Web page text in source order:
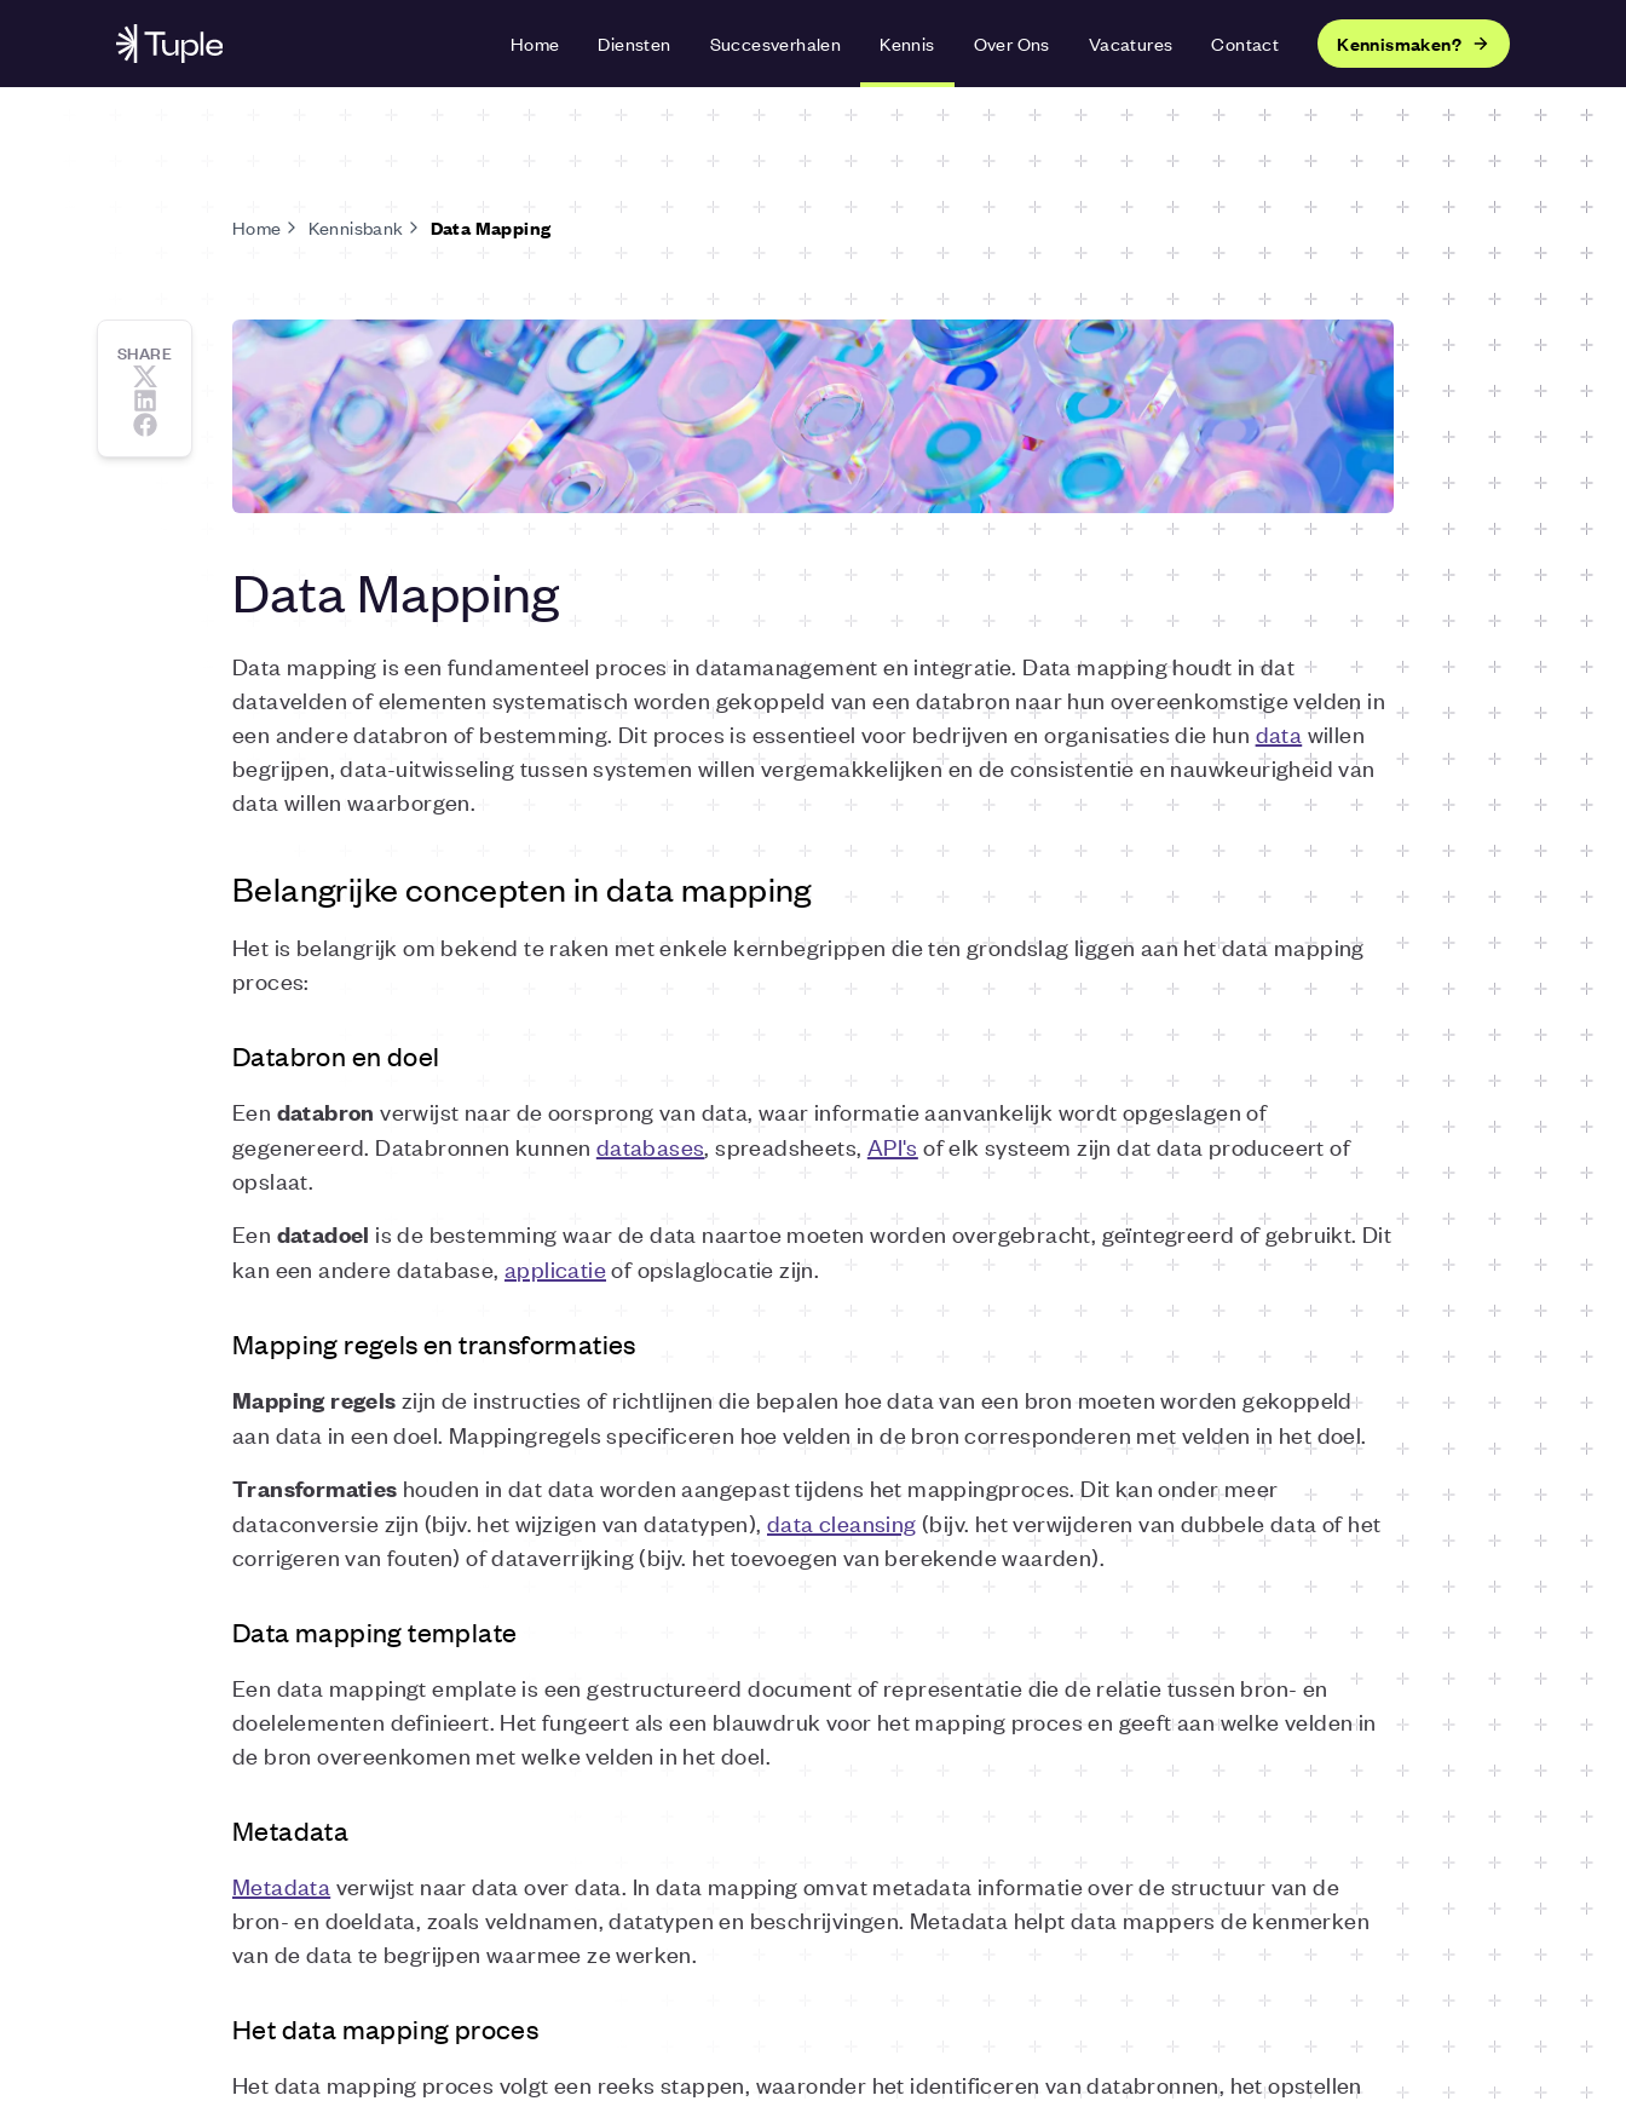
Home Diensten Succesverhalen Kennis Over Ons Vacatures Contact Kennismaken?
Home Kennisbank Data Mapping
SHARE
Data Mapping
Data mapping is een fundamenteel proces in datamanagement en integratie. Data mapping houdt in dat
datavelden of elementen systematisch worden gekoppeld van een databron naar hun overeenkomstige velden in
een andere databron of bestemming. Dit proces is essentieel voor bedrijven en organisaties die hun data willen
begrijpen, data-uitwisseling tussen systemen willen vergemakkelijken en de consistentie en nauwkeurigheid van
data willen waarborgen.
Belangrijke concepten in data mapping
Het is belangrijk om bekend te raken met enkele kernbegrippen die ten grondslag liggen aan het data mapping
proces:
Databron en doel
Een databron verwijst naar de oorsprong van data, waar informatie aanvankelijk wordt opgeslagen of
gegenereerd. Databronnen kunnen databases, spreadsheets, API's of elk systeem zijn dat data produceert of
opslaat.
Een datadoel is de bestemming waar de data naartoe moeten worden overgebracht, geïntegreerd of gebruikt. Dit
kan een andere database, applicatieof opslaglocatie zijn.
Mapping regels en transformaties
Mapping regels zijn de instructies of richtlijnen die bepalen hoe data van een bron moeten worden gekoppeld
aan data in een doel. Mappingregels specificeren hoe velden in de bron corresponderen met velden in het doel.
Transformaties houden in dat data worden aangepast tijdens het mappingproces. Dit kan onder meer
dataconversie zijn (bijv. het wijzigen van datatypen), data cleansing (bijv. het verwijderen van dubbele data of het
corrigeren van fouten) of dataverrijking (bijv. het toevoegen van berekende waarden).
Data mapping template
Een data mappingt emplate is een gestructureerd document of representatie die de relatie tussen bron- en
doelelementen definieert. Het fungeert als een blauwdruk voor het mapping proces en geeft aan welke velden in
de bron overeenkomen met welke velden in het doel.
Metadata
Metadata verwijst naar data over data. In data mapping omvat metadata informatie over de structuur van de
bron- en doeldata, zoals veldnamen, datatypen en beschrijvingen. Metadata helpt data mappers de kenmerken
van de data te begrijpen waarmee ze werken.
Het data mapping proces
Het data mapping proces volgt een reeks stappen, waaronder het identificeren van databronnen, het opstellen